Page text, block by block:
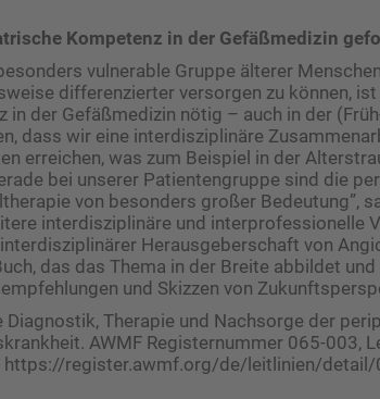
Kompetenz in der Gefäßmedizin
vulnerable Gruppe älterer
differenzierter versorgen zu können,
in der Gefäßmedizin nötig – auch in der
dass wir eine interdisziplinäre
erreichen, was zum Beispiel in der
bei unserer Patientengruppe sind die
von besonders großer Bedeutung”,
interdisziplinäre und interprofessionelle
Herausgeberschaft von
das das Thema in der Breite abbildet
und Skizzen von
Diagnostik, Therapie und Nachsorge der
AWMF Registernummer 065-003,
https://register.awmf.org/de/leitlinien/detail/